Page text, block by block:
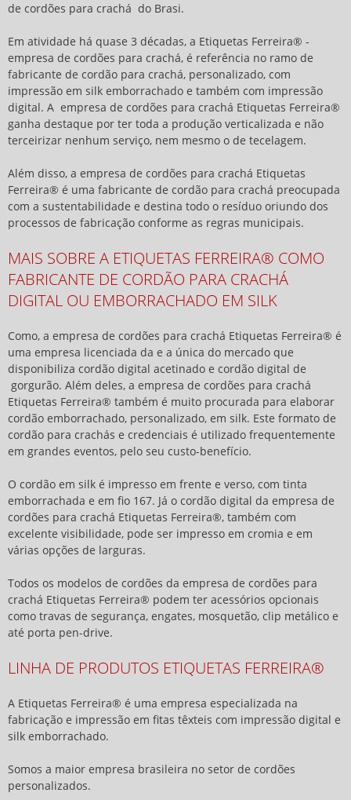
de cordões para crachá do Brasi.
Em atividade há quase 3 décadas, a Etiquetas Ferreira® -
empresa de cordões para crachá, é referência no ramo de
fabricante de cordão para crachá, personalizado, com
impressão em silk emborrachado e também com impressão
digital. A empresa de cordões para crachá Etiquetas Ferreira®
ganha destaque por ter toda a produção verticalizada e não
terceirizar nenhum serviço, nem mesmo o de tecelagem.
Além disso, a empresa de cordões para crachá Etiquetas
Ferreira® é uma fabricante de cordão para crachá preocupada
com a sustentabilidade e destina todo o resíduo oriundo dos
processos de fabricação conforme as regras municipais.
MAIS SOBRE A ETIQUETAS FERREIRA® COMO
FABRICANTE DE CORDÃO PARA CRACHÁ
DIGITAL OU EMBORRACHADO EM SILK
Como, a empresa de cordões para crachá Etiquetas Ferreira® é
uma empresa licenciada da e a única do mercado que
disponibiliza cordão digital acetinado e cordão digital de
gorgurão. Além deles, a empresa de cordões para crachá
Etiquetas Ferreira® também é muito procurada para elaborar
cordão emborrachado, personalizado, em silk. Este formato de
cordão para crachás e credenciais é utilizado frequentemente
em grandes eventos, pelo seu custo-benefício.
O cordão em silk é impresso em frente e verso, com tinta
emborrachada e em fio 167. Já o cordão digital da empresa de
cordões para crachá Etiquetas Ferreira®, também com
excelente visibilidade, pode ser impresso em cromia e em
várias opções de larguras.
Todos os modelos de cordões da empresa de cordões para
crachá Etiquetas Ferreira® podem ter acessórios opcionais
como travas de segurança, engates, mosquetão, clip metálico e
até porta pen-drive.
LINHA DE PRODUTOS ETIQUETAS FERREIRA®
A Etiquetas Ferreira® é uma empresa especializada na
fabricação e impressão em fitas têxteis com impressão digital e
silk emborrachado.
Somos a maior empresa brasileira no setor de cordões
personalizados.